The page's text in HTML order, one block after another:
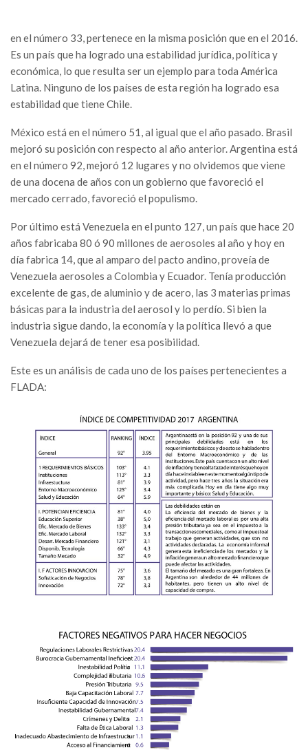
en el número 33, pertenece en la misma posición que en el 2016.
Es un país que ha logrado una estabilidad jurídica, política y
económica, lo que resulta ser un ejemplo para toda América
Latina. Ninguno de los países de esta región ha logrado esa
estabilidad que tiene Chile.
México está en el número 51, al igual que el año pasado. Brasil
mejoró su posición con respecto al año anterior. Argentina está
en el número 92, mejoró 12 lugares y no olvidemos que viene
de una docena de años con un gobierno que favoreció el
mercado cerrado, favoreció el populismo.
Por último está Venezuela en el punto 127, un país que hace 20
años fabricaba 80 ó 90 millones de aerosoles al año y hoy en
día fabrica 14, que al amparo del pacto andino, proveía de
Venezuela aerosoles a Colombia y Ecuador. Tenía producción
excelente de gas, de aluminio y de acero, las 3 materias primas
básicas para la industria del aerosol y lo perdío. Si bien la
industria sigue dando, la economía y la política llevó a que
Venezuela dejará de tener esa posibilidad.
Este es un análisis de cada uno de los países pertenecientes a
FLADA: